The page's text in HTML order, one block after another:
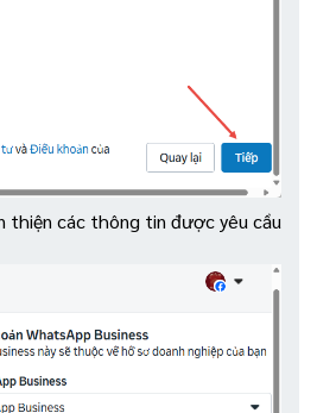
thiện các thông tin được yêu cầu